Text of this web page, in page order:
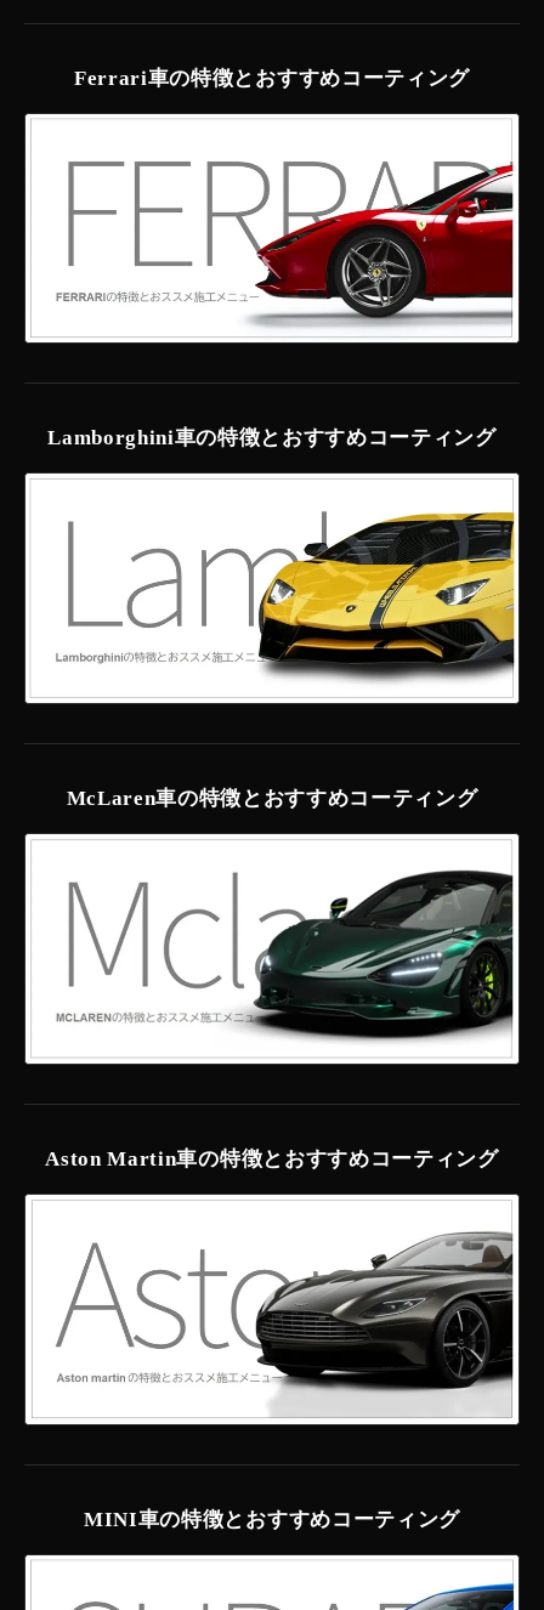
Ferrari車の特徴とおすすめコーティング
Lamborghini車の特徴とおすすめコーティング
McLaren車の特徴とおすすめコーティング
Aston Martin車の特徴とおすすめコーティング
MINI車の特徴とおすすめコーティング